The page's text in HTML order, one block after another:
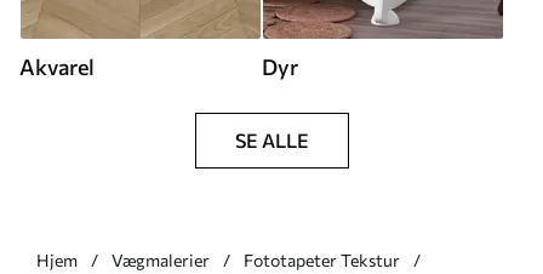
Akvarel Dyr
SE ALLE
Hjem Vægmalerier
Fototapeter Tekstur